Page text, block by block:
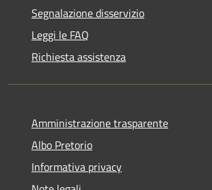
Segnalazione disservizio
Leggi le FAQ
Richiesta assistenza
Amministrazione trasparente
Albo Pretorio
Informativa privacy